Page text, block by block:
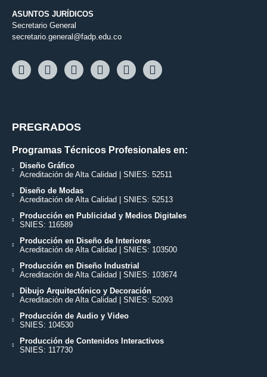
ASUNTOS JURÍDICOS
Secretario General
secretario.general@fadp.edu.co
PREGRADOS
Programas Técnicos Profesionales en:
Diseño Gráfico
Acreditación de Alta Calidad | SNIES: 52511
Diseño de Modas
Acreditación de Alta Calidad | SNIES: 52513
Producción en Publicidad y Medios Digitales
SNIES: 116589
Producción en Diseño de Interiores
Acreditación de Alta Calidad | SNIES: 103500
Producción en Diseño Industrial
Acreditación de Alta Calidad | SNIES: 103674
Dibujo Arquitectónico y Decoración
Acreditación de Alta Calidad | SNIES: 52093
Producción de Audio y Video
SNIES: 104530
Producción de Contenidos Interactivos
SNIES: 117730